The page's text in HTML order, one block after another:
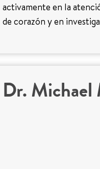
activamente en la
de corazón y en
Dr. Michael